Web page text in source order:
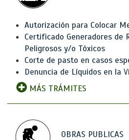
Autorización para Colocar
Certificado Generadores de
Peligrosos y/o Tóxicos
Corte de pasto en casos
Denuncia de Líquidos en la
MÁS TRÁMITES
OBRAS PUBLICAS